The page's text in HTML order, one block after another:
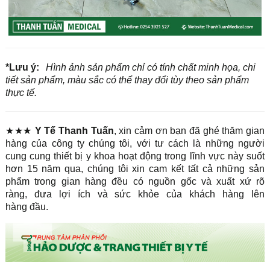
*Lưu ý:
Hình ảnh sản phẩm chỉ có tính chất minh họa, chi
tiết sản phẩm, màu sắc có thể thay đổi tùy theo sản phẩm
thực tế.
★★★ Y Tế Thanh Tuấn, xin cảm ơn bạn đã ghé thăm gian
hàng của công ty chúng tôi, với tư cách là những người
cung cung thiết bị y khoa hoạt động trong lĩnh vực này suốt
hơn 15 năm qua, chúng tôi xin cam kết tất cả những sản
phẩm trong gian hàng đều có nguồn gốc và xuất xứ rõ
ràng, đưa lợi ích và sức khỏe của khách hàng lên
hàng đầu.